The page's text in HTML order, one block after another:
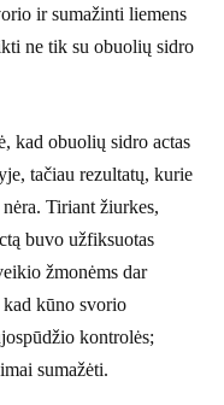
ir sumažinti liemens
ne tik su obuolių sidro
kad obuolių sidro actas
tačiau rezultatų, kurie
Tiriant žiurkes,
buvo užfiksuotas
žmonėms dar
kūno svorio
kontrolės;
sumažėti.